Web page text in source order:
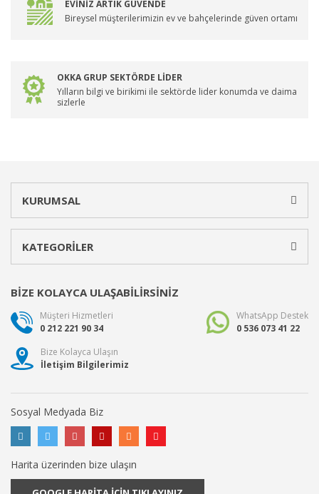
EVİNİZ ARTIK GÜVENDE
Bireysel müşterilerimizin ev ve bahçelerinde güven ortamı
OKKA GRUP SEKTÖRDE LİDER
Yılların bilgi ve birikimi ile sektörde lider konumda ve daima
sizlerle
KURUMSAL
KATEGORİLER
BİZE KOLAYCA ULAŞABİLİRSİNİZ
Müşteri Hizmetleri
0 212 221 90 34
WhatsApp Destek
0 536 073 41 22
Bize Kolayca Ulaşın
İletişim Bilgilerimiz
Sosyal Medyada Biz
Harita üzerinden bize ulaşın